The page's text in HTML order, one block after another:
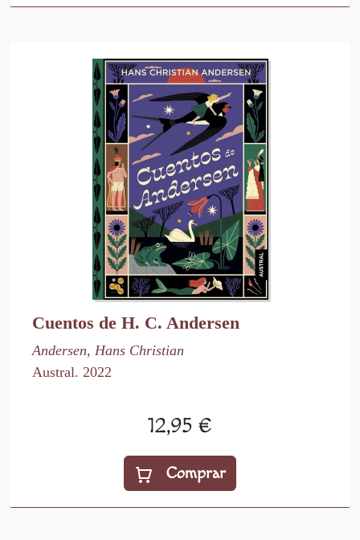
Cuentos de H. C. Andersen
Andersen, Hans Christian
Austral. 2022
12,95 €
Comprar